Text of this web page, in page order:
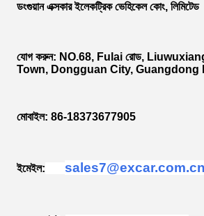
ডংগুয়ান এক্সকার ইলেকট্রিক ভেহিকেল কোং, লিমিটেড
যোগ করুন: NO.68, Fulai রোড,
Town, Dongguan City, Guangdong
মোবাইল: 86-18373677905
ইমেইল: sales7@excar.com.cn